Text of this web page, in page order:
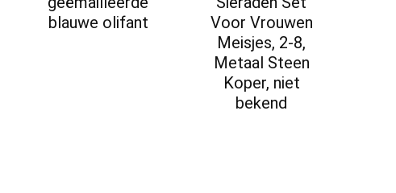
blauwe olifant
Voor Vrouwen
Meisjes, 2-8,
Metaal Steen
Koper, niet
bekend